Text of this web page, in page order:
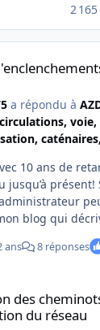
2
a répondu à
10 ans de
jusqu’à
peut le
blog qui
mécaniques
5 leviers ou
ans 8 réponses
des
du réseau